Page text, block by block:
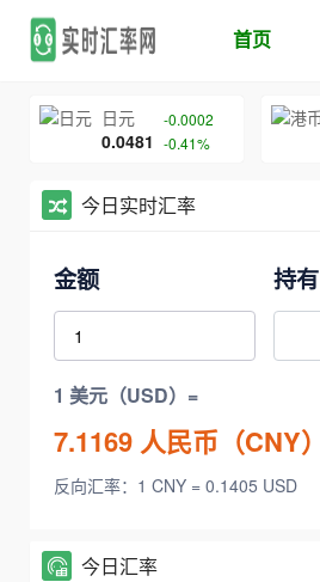
首页
日元
0.0481
-0.0002
-0.41%
今日实时汇率
金额 持有
1 美元（USD）=
7.1169 人民币（CNY）
反向汇率：1 CNY = 0.1405 USD
今日汇率